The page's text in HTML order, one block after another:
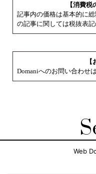
【消費税
記事内の価格は基本的に
の記事に関しては税抜表記
Domaniへのお問い合わせ
Web